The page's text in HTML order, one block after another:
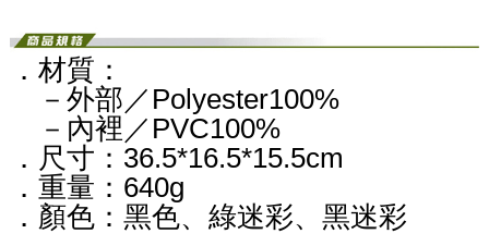
．材質：
－外部／Polyester100%
－內裡／PVC100%
．尺寸：36.5*16.5*15.5cm
．重量：640g
．顏色：黑色、綠迷彩、黑迷彩